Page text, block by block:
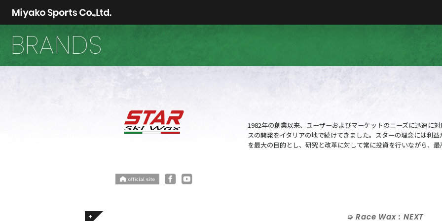
BRANDS
1982年の創業以来、ユーザーおよびマーケットのニーズに迅速に
スの開発をイタリアの地で続けてきました。スターの理念には利
を最大の目的とし、研究と改革に対して常に投資を行いながら、
Race Wax : NEXT